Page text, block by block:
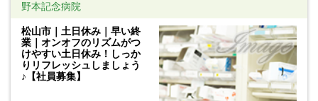
野本記念病院
松山市｜土日休み｜早い終
業｜オンオフのリズムがつ
けやすい土日休み！しっか
りリフレッシュしましょう
♪【社員募集】